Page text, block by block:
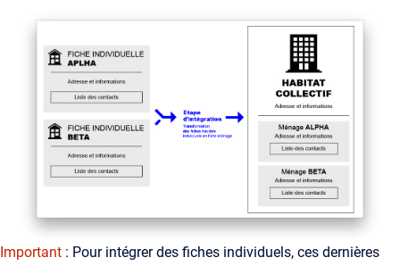
Important : Pour intégrer des fiches individuels, ces dernières